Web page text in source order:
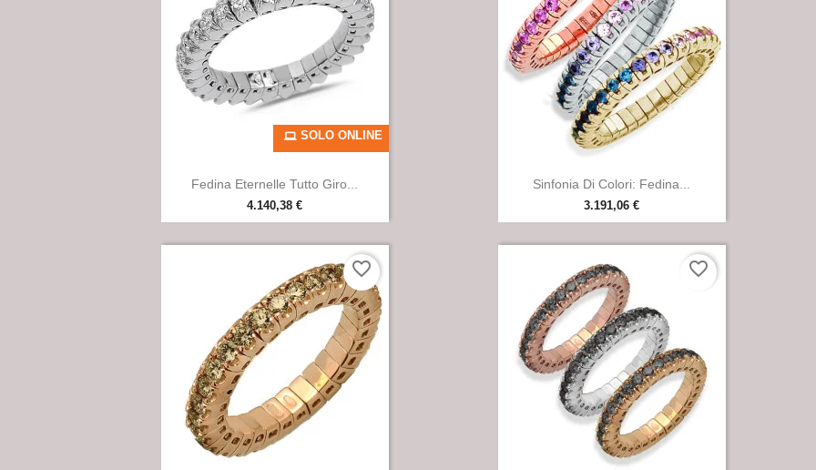
Anteprima
Fedina Eternelle Tutto Giro...
4.140,38 €
SOLO ONLINE
Anteprima
Sinfonia Di Colori: Fedina...
3.191,06 €
favorite_border favorite_border